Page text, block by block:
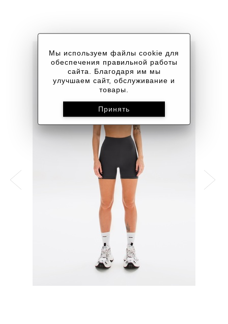
Мы используем файлы cookie для
обеспечения правильной работы
сайта. Благодаря им мы
улучшаем сайт, обслуживание и
товары.